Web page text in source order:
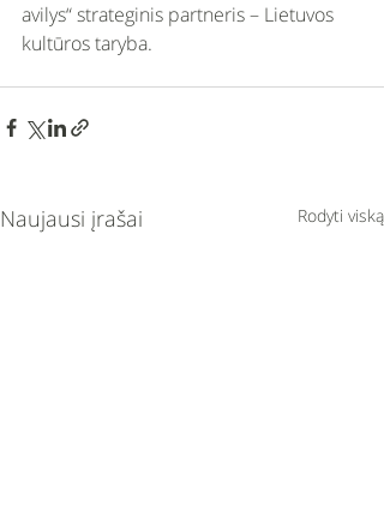
avilys“ strateginis partneris – Lietuvos
kultūros taryba.
Naujausi įrašai Rodyti viską